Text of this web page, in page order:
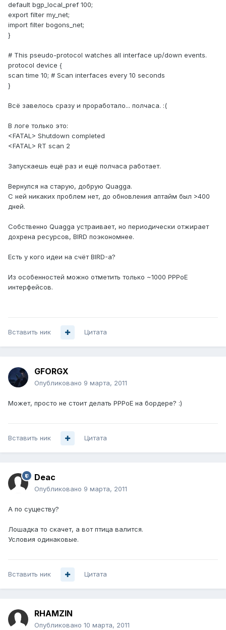
default bgp_local_pref 100;
export filter my_net;
import filter bogons_net;
}
# This pseudo-protocol watches all interface up/down events.
protocol device {
scan time 10; # Scan interfaces every 10 seconds
}
Всё завелось сразу и проработало... полчаса. :(
В логе только это:
<FATAL> Shutdown completed
<FATAL> RT scan 2
Запускаешь ещё раз и ещё полчаса работает.
Вернулся на старую, добрую Quagga.
С ней никаких проблем нет, до обновления аптайм был >400
дней.
Собственно Quagga устраивает, но периодически отжирает
дохрена ресурсов, BIRD поэкономнее.
Есть у кого идеи на счёт BIRD-а?
Из особенностей можно отметить только ~1000 PPPoE
интерфейсов.
Вставить ник Цитата
GFORGX
Опубликовано 9 марта, 2011
Может, просто не стоит делать PPPoE на бордере? :)
Вставить ник Цитата
Deac
Опубликовано 9 марта, 2011
А по существу?
Лошадка то скачет, а вот птица валится.
Условия одинаковые.
Вставить ник Цитата
RHAMZIN
Опубликовано 10 марта, 2011